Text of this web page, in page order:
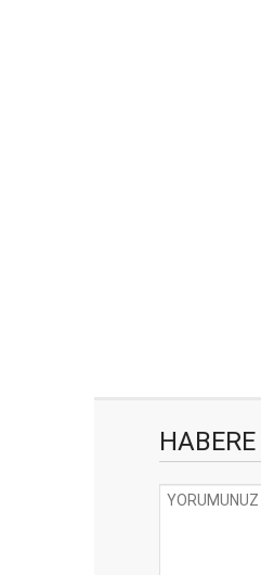
HABERE